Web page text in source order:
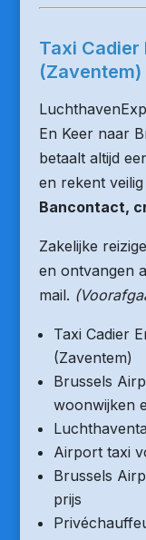
Taxi Cadier
En Keer naar
betaalt altijd
en rekent
Bancontact,
Zakelijke
en ontvangen
mail.
Taxi Cadier
(Zaventem)
Brussels
woonwijken
Airport taxi
Brussels
prijs